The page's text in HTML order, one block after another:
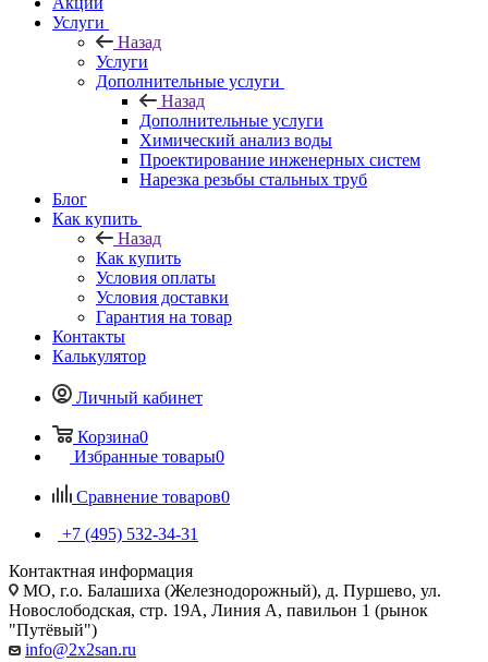
Услуги
Назад
Услуги
Дополнительные услуги
Назад
Дополнительные услуги
Химический анализ воды
Проектирование инженерных систем
Нарезка резьбы стальных труб
Блог
Как купить
Назад
Как купить
Условия оплаты
Условия доставки
Гарантия на товар
Контакты
Калькулятор
Личный кабинет
Корзина0
Избранные товары0
Сравнение товаров0
+7 (495) 532‑34‑31
Контактная информация
МО, г.о. Балашиха (Железнодорожный), д. Пуршево, ул.
Новослободская, стр. 19А, Линия А, павильон 1 (рынок
"Путёвый")
info@2x2san.ru